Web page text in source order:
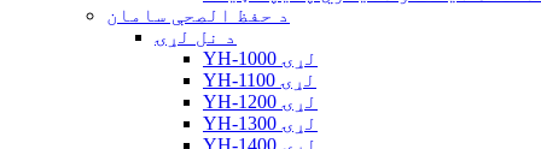
د حفظ الصحې سامان
د نل لړۍ
YH-1000 لړۍ
YH-1100 لړۍ
YH-1200 لړۍ
YH-1300 لړۍ
YH-1400 لړۍ